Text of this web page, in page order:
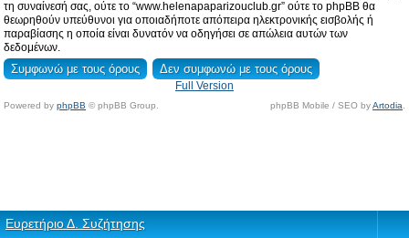
τη συναίνεσή σας, ούτε το “www.helenapaparizouclub.gr” ούτε το phpBB θα
θεωρηθούν υπεύθυνοι για οποιαδήποτε απόπειρα ηλεκτρονικής εισβολής ή
παραβίασης η οποία είναι δυνατόν να οδηγήσει σε απώλεια αυτών των
δεδομένων.
Full Version
Powered by phpBB © phpBB Group. phpBB Mobile / SEO byArtodia
Ευρετήριο Δ. Συζήτησης